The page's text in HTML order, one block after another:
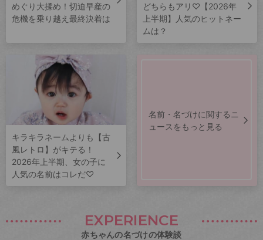
めぐり大揉め！切迫早産の
危機を乗り越え最終決着は
どちらもアリ♡【2026年
上半期】人気のヒットネー
ムは？
キラキラネームよりも【古
風レトロ】がキテる！
2026年上半期、女の子に
人気の名前はコレだ♡
名前・名づけに関するニ
ュースをもっと見る
EXPERIENCE
赤ちゃんの名づけの体験談